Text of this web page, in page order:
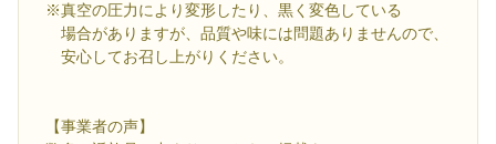
※真空の圧力により変形したり、黒く変色している
場合がありますが、品質や味には問題ありませんので、
安心してお召し上がりください。
【事業者の声】